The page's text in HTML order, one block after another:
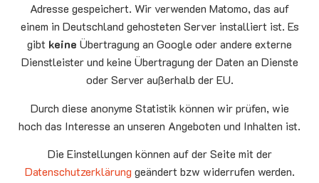
Montag
15.00 - 17.00
10.08
Senioren-Spieletreff Neufahrn
Auferstehungskirche Neufahrn
Mittwoch
20.00 Offenes Ende
Godtimes
Facebook
YouTube
Adresse gespeichert. Wir verwenden Matomo, das auf
einem in Deutschland gehosteten Server installiert ist. Es
gibt keine Übertragung an Google oder andere externe
Dienstleister und keine Übertragung der Daten an Dienste
oder Server außerhalb der EU.
Durch diese anonyme Statistik können wir prüfen, wie
hoch das Interesse an unseren Angeboten und Inhalten ist.
Die Einstellungen können auf der Seite mit der
Datenschutzerklärung geändert bzw widerrufen werden.